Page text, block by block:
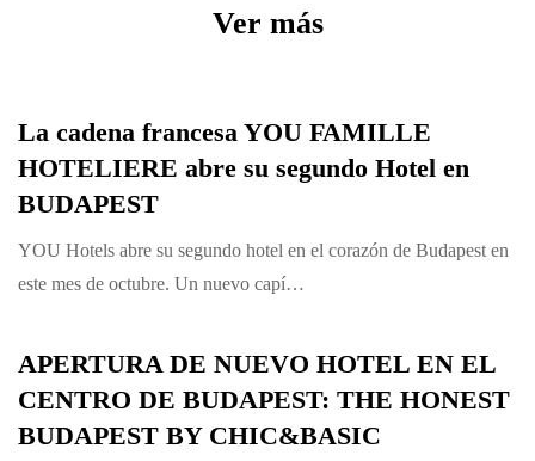
Ver más
La cadena francesa YOU FAMILLE
HOTELIERE abre su segundo Hotel en
BUDAPEST
YOU Hotels abre su segundo hotel en el corazón de Budapest en
este mes de octubre. Un nuevo capí…
APERTURA DE NUEVO HOTEL EN EL
CENTRO DE BUDAPEST: THE HONEST
BUDAPEST BY CHIC&BASIC